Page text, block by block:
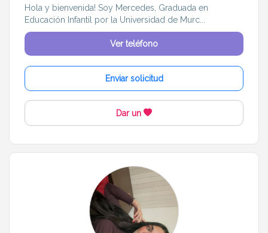
Hola y bienvenida! Soy Mercedes, Graduada en
Educación Infantil por la Universidad de Murc...
Ver teléfono
Enviar solicitud
Dar un